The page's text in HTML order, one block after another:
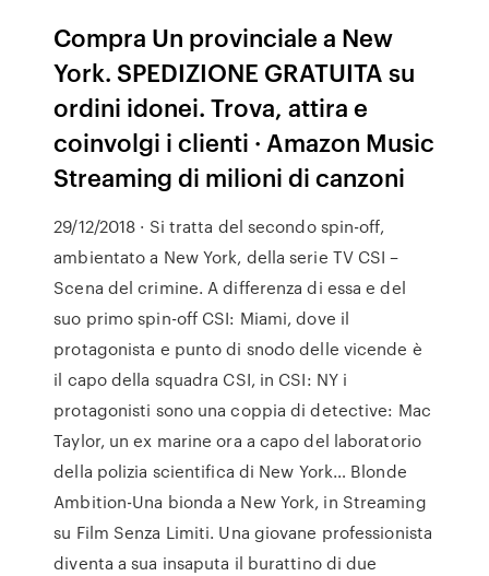
Compra Un provinciale a New
York. SPEDIZIONE GRATUITA su
ordini idonei. Trova, attira e
coinvolgi i clienti · Amazon Music
Streaming di milioni di canzoni
29/12/2018 · Si tratta del secondo spin-off,
ambientato a New York, della serie TV CSI –
Scena del crimine. A differenza di essa e del
suo primo spin-off CSI: Miami, dove il
protagonista e punto di snodo delle vicende è
il capo della squadra CSI, in CSI: NY i
protagonisti sono una coppia di detective: Mac
Taylor, un ex marine ora a capo del laboratorio
della polizia scientifica di New York… Blonde
Ambition-Una bionda a New York, in Streaming
su Film Senza Limiti. Una giovane professionista
diventa a sua insaputa il burattino di due